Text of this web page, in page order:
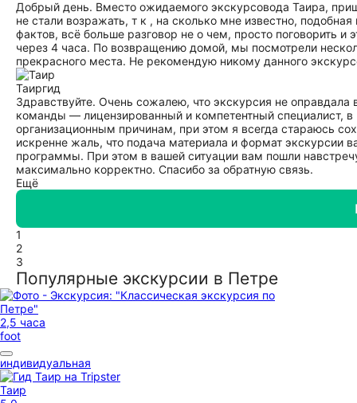
Добрый день. Вместо ожидаемого экскурсовода Таира,
не стали возражать, т к , на сколько мне известно,
фактов, всё больше разговор не о чем, просто поговорить
через 4 часа. По возвращению домой, мы посмотрели
прекрасного места. Не рекомендую никому данного
Таиргид
Здравствуйте. Очень сожалею, что экскурсия не
команды — лицензированный и компетентный специалист,
организационным причинам, при этом я всегда стараюсь
искренне жаль, что подача материала и формат экскурсии
программы. При этом в вашей ситуации вам пошли
максимально корректно. Спасибо за обратную связь.
Ещё
1
2
3
Популярные экскурсии в Петре
2,5 часа
foot
индивидуальная
Таир